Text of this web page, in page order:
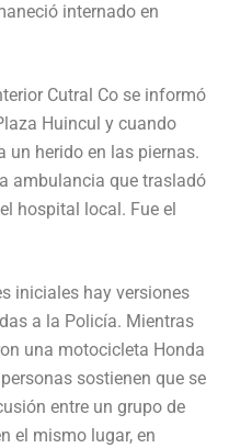
internado en
Cutral Co se informó
Huincul y cuando
un herido en las piernas.
ambulancia que trasladó
hospital local. Fue el
iniciales hay versiones
a la Policía. Mientras
una motocicleta Honda
sostienen que se
entre un grupo de
el mismo lugar, en